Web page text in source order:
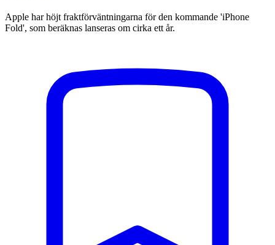
Apple har höjt fraktförväntningarna för den kommande 'iPhone
Fold', som beräknas lanseras om cirka ett år.